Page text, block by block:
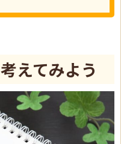
えてみよう